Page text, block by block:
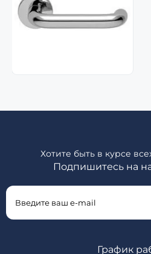
Хотите быть в курсе
Подпишитесь на
График